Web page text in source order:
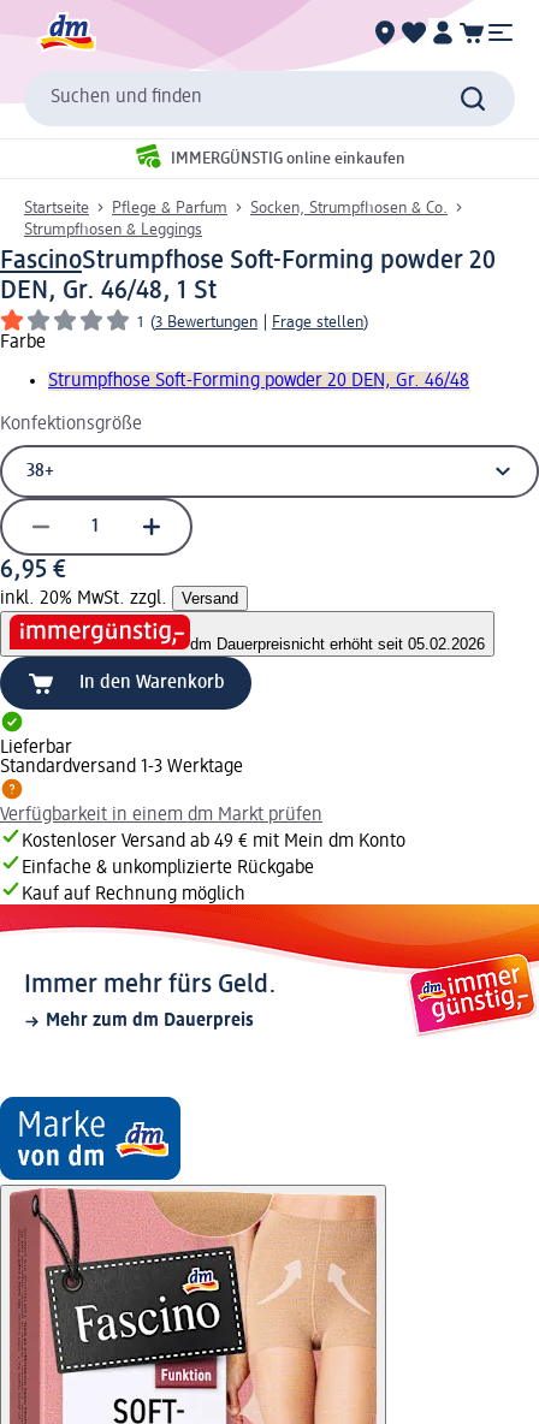
Suchen und finden
IMMERGÜNSTIG online einkaufen
Startseite Pflege & Parfum
Socken, Strumpfhosen & Co.
Strumpfhosen & Leggings
FascinoStrumpfhose Soft-Forming powder 20
DEN, Gr. 46/48, 1 St
1 (3 Bewertungen Frage stellen)
Farbe
Strumpfhose Soft-Forming powder 20 DEN, Gr. 46/48
Konfektionsgröße
6,95 €
inkl. 20% MwSt. zzgl. Versand
dm Dauerpreisnicht erhöht seit 05.02.2026
In den Warenkorb
Lieferbar
Standardversand 1-3 Werktage
Verfügbarkeit in einem dm Markt prüfen
Kostenloser Versand ab 49 € mit Mein dm Konto
Einfache & unkomplizierte Rückgabe
Kauf auf Rechnung möglich
Immer mehr fürs Geld.
Mehr zum dm Dauerpreis